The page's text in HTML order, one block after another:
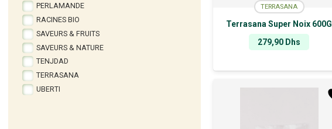
PERLAMANDE
RACINES BIO
SAVEURS & FRUITS
SAVEURS & NATURE
TENJDAD
TERRASANA
UBERTI
TERRASANA
Terrasana Super Noix 600G
279,90 Dhs